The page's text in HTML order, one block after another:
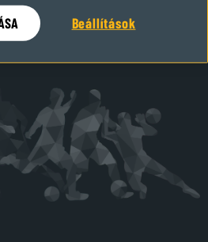
visszatérünk
Beállítások